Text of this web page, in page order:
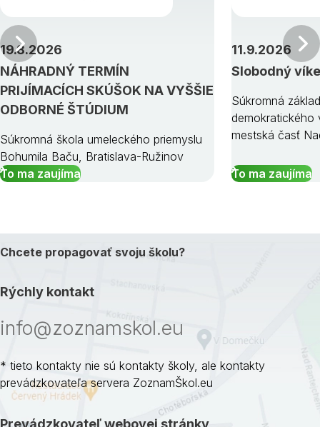
NÁHRADNÝ TERMÍN
PRIJÍMACÍCH SKÚŠOK NA VYŠŠIE
ODBORNÉ ŠTÚDIUM
19.8.2026
Súkromná škola umeleckého priemyslu
Bohumila Baču, Bratislava-Ružinov
To ma zaujíma
Slobodný
11.9.2026
Súkromná
demokratického
mestská časť
To ma zaujíma
Predchádzajúci
Chcete propagovať svoju školu?
Rýchly kontakt
info@zoznamskol.eu
* tieto kontakty nie sú kontakty školy, ale kontakty
prevádzkovateľa servera ZoznamŠkol.eu
Prevádzkovateľ webovej stránky